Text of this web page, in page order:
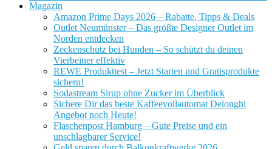
Magazin
Amazon Prime Days 2026 – Rabatte, Tipps & Deals
Outlet Neumünster – Das größte Designer Outlet im
Norden entdecken
Zeckenschutz bei Hunden – So schützt du deinen
Vierbeiner effektiv
REWE Produkttest – Jetzt Starten und Gratisprodukte
sichern!
Sodastream Sirup ohne Zucker im Überblick
Sichere Dir das beste Kaffeevollautomat Delonghi
Angebot noch Heute!
Flaschenpost Hamburg – Gute Preise und ein
unschlagbarer Service!